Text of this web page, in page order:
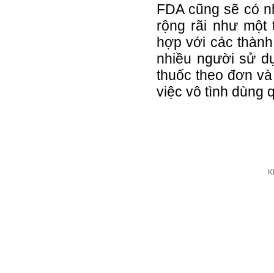
FDA cũng sẽ có
rộng rãi như một
hợp với các
nhiều người sử
thuốc theo đơn
việc vô tình dùng